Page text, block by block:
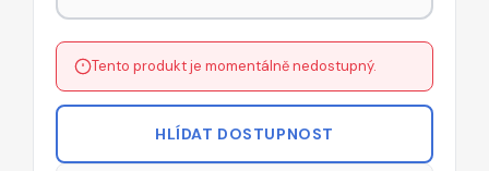
Tento produkt je momentálně nedostupný.
HLÍDAT DOSTUPNOST